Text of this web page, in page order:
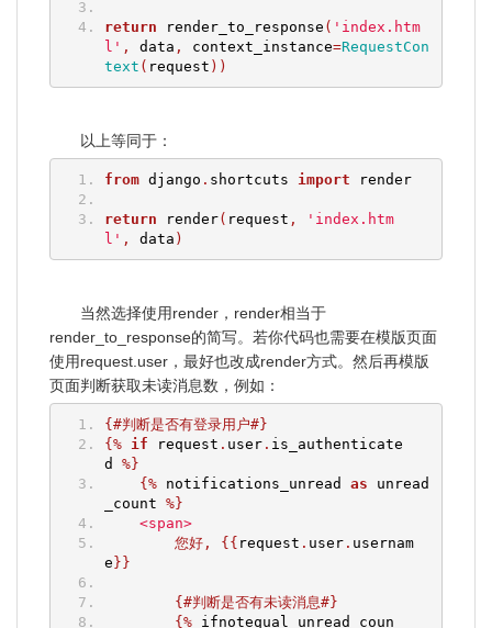
return render_to_response ( 'index.htm
l' , data , context_instance=RequestCon
text ( request ))
以上等同于：
from django . shortcuts import render
return render( request ,
'index.htm
l' , data )
当然选择使用render，render相当于
render_to_response的简写。若你代码也需要在模版页面
使用request.user，最好也改成render方式。然后再模版
页面判断获取未读消息数，例如：
{#判断是否有登录用户#}
{%
if request . user. is_authenticate
d %}
{% notifications_unread as unread
_count %}
<span>
您好,
{{ request . user. usernam
e}}
{#判断是否有未读消息#}
{% ifnotequal unread_coun